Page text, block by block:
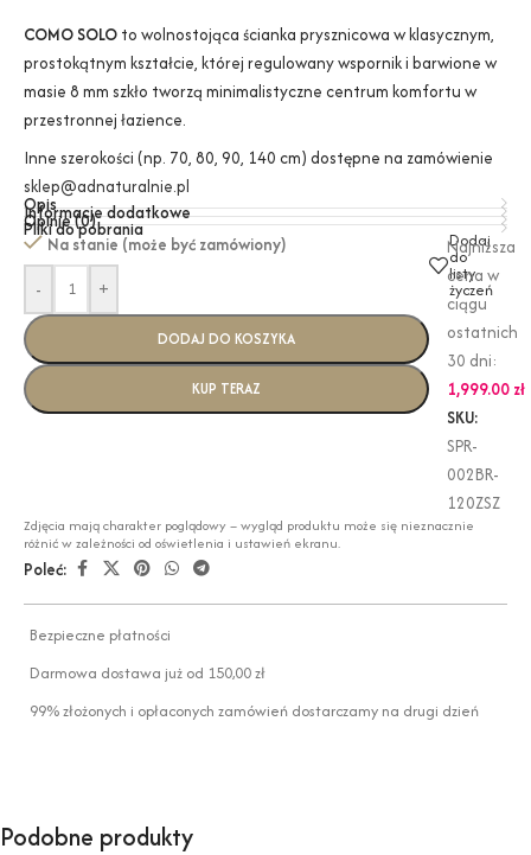
COMO SOLO to wolnostojąca ścianka prysznicowa w klasycznym,
prostokątnym kształcie, której regulowany wspornik i barwione w
masie 8 mm szkło tworzą minimalistyczne centrum komfortu w
przestronnej łazience.
Inne szerokości (np. 70, 80, 90, 140 cm) dostępne na zamówienie
sklep@adnaturalnie.pl
Opis
Informacje dodatkowe
Opinie (0)
Pliki do pobrania
Na stanie (może być zamówiony)
-
+
DODAJ DO KOSZYKA
KUP TERAZ
Dodaj
do
listy
życzeń
Najniższa
cena w
ciągu
ostatnich
30 dni:
1,999.00 zł
SKU:
SPR-
002BR-
120ZSZ
Zdjęcia mają charakter poglądowy – wygląd produktu może się nieznacznie
różnić w zależności od oświetlenia i ustawień ekranu.
Poleć:
Bezpieczne płatności
Darmowa dostawa już od 150,00 zł
99% złożonych i opłaconych zamówień dostarczamy na drugi dzień
Podobne produkty